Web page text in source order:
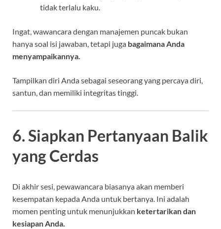
tidak terlalu kaku.
Ingat, wawancara dengan manajemen puncak bukan
hanya soal isi jawaban, tetapi juga bagaimana Anda
menyampaikannya.
Tampilkan diri Anda sebagai seseorang yang percaya diri,
santun, dan memiliki integritas tinggi.
6. Siapkan Pertanyaan Balik
yang Cerdas
Di akhir sesi, pewawancara biasanya akan memberi
kesempatan kepada Anda untuk bertanya. Ini adalah
momen penting untuk menunjukkan ketertarikan dan
kesiapan Anda.